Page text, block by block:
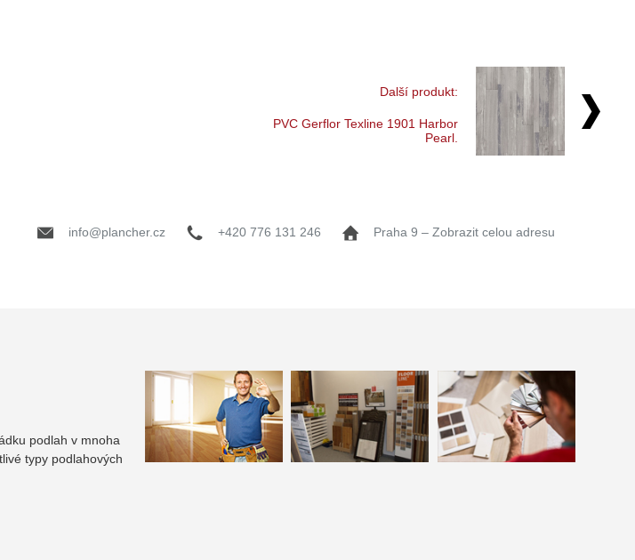
Další produkt:
PVC Gerflor Texline 1901 Harbor
Pearl.
info@plancher.cz +420 776 131 246 Praha 9 – Zobrazit celou adresu
podlah v mnoha
typy podlahových